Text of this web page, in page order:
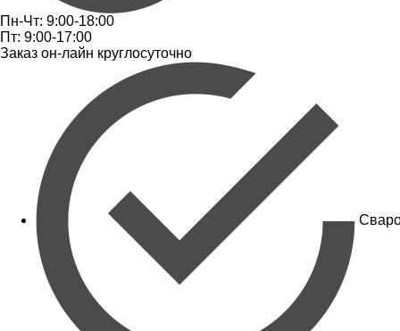
Пн-Чт: 9:00-18:00
Пт: 9:00-17:00
Заказ он-лайн круглосуточно